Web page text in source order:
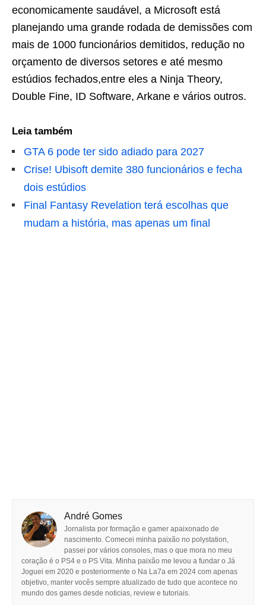
economicamente saudável, a Microsoft está
planejando uma grande rodada de demissões com
mais de 1000 funcionários demitidos, redução no
orçamento de diversos setores e até mesmo
estúdios fechados,entre eles a Ninja Theory,
Double Fine, ID Software, Arkane e vários outros.
Leia também
GTA 6 pode ter sido adiado para 2027
Crise! Ubisoft demite 380 funcionários e fecha
dois estúdios
Final Fantasy Revelation terá escolhas que
mudam a história, mas apenas um final
André Gomes
Jornalista por formação e gamer apaixonado de
nascimento. Comecei minha paixão no polystation,
passei por vários consoles, mas o que mora no meu
coração é o PS4 e o PS Vita. Minha paixão me levou a fundar o Já
Joguei em 2020 e posteriormente o Na La7a em 2024 com apenas
objetivo, manter vocês sempre atualizado de tudo que acontece no
mundo dos games desde noticias, review e tutoriais.